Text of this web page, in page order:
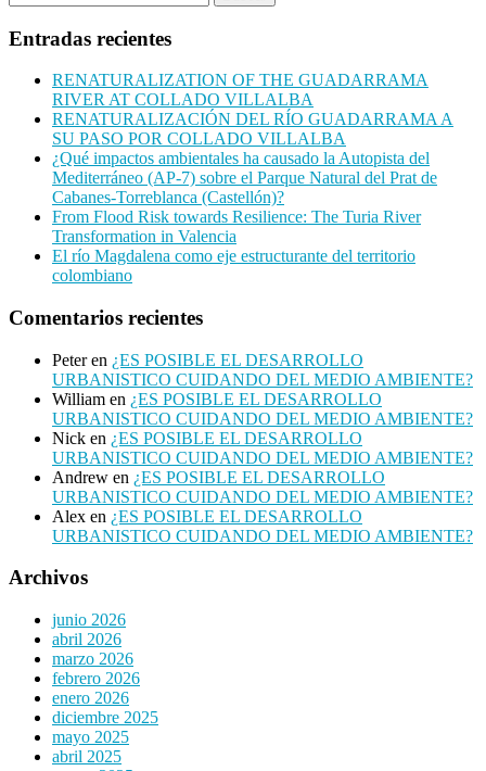
Entradas recientes
RENATURALIZATION OF THE GUADARRAMA
RIVER AT COLLADO VILLALBA
RENATURALIZACIÓN DEL RÍO GUADARRAMA A
SU PASO POR COLLADO VILLALBA
¿Qué impactos ambientales ha causado la Autopista del
Mediterráneo (AP-7) sobre el Parque Natural del Prat de
Cabanes-Torreblanca (Castellón)?
From Flood Risk towards Resilience: The Turia River
Transformation in Valencia
El río Magdalena como eje estructurante del territorio
colombiano
Comentarios recientes
Peteren ¿ES POSIBLE EL DESARROLLO
URBANISTICO CUIDANDO DEL MEDIO AMBIENTE?
William en ¿ES POSIBLE EL DESARROLLO
URBANISTICO CUIDANDO DEL MEDIO AMBIENTE?
Nick en ¿ES POSIBLE EL DESARROLLO
URBANISTICO CUIDANDO DEL MEDIO AMBIENTE?
Andrew en ¿ES POSIBLE EL DESARROLLO
URBANISTICO CUIDANDO DEL MEDIO AMBIENTE?
Alex en ¿ES POSIBLE EL DESARROLLO
URBANISTICO CUIDANDO DEL MEDIO AMBIENTE?
Archivos
junio 2026
abril 2026
marzo 2026
febrero 2026
enero 2026
diciembre 2025
mayo 2025
abril 2025